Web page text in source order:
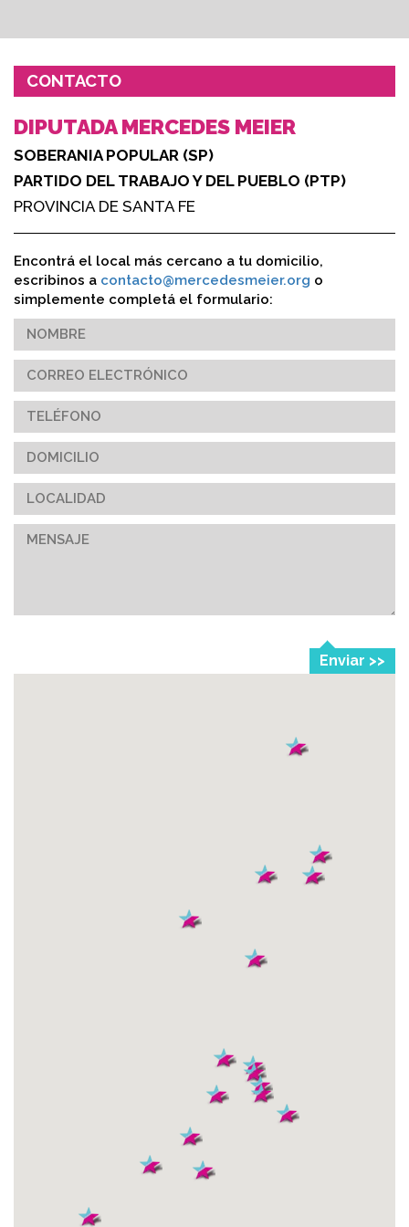
CONTACTO
DIPUTADA MERCEDES MEIER
SOBERANIA POPULAR (SP)
PARTIDO DEL TRABAJO Y DEL PUEBLO (PTP)
PROVINCIA DE SANTA FE
Encontrá el local más cercano a tu domicilio,
escribinos a contacto@mercedesmeier.org o
simplemente completá el formulario:
Enviar >>